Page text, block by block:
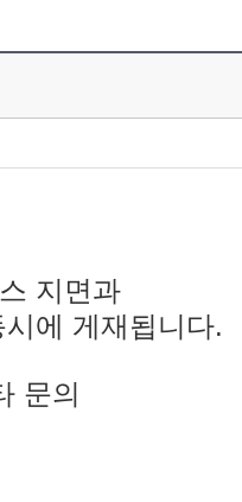
지면과
에 게재됩니다.
문의